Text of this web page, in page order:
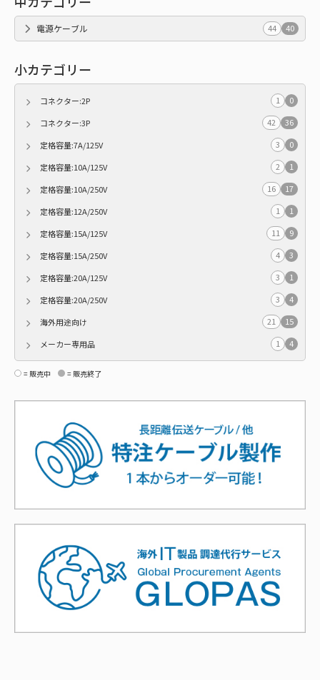
電源ケーブル 44 40
小カテゴリー
コネクター:2P 1
0
コネクター:3P
42
36
定格容量:7A/125V
3
0
定格容量:10A/125V
2
1
定格容量:10A/250V
16
17
定格容量:12A/250V
1
1
定格容量:15A/125V
11
9
定格容量:15A/250V
4
3
定格容量:20A/125V
3
1
定格容量:20A/250V
3
4
海外用途向け
21
15
メーカー専用品
1 4
= 販売中 = 販売終了